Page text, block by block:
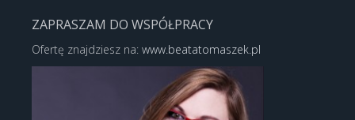
ZAPRASZAM DO WSPÓŁPRACY
Ofertę znajdziesz na: www.beatatomaszek.pl